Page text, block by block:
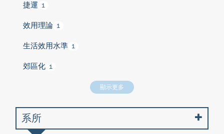
捷運 1
效用理論 1
生活效用水準 1
郊區化 1
顯示更多
系所